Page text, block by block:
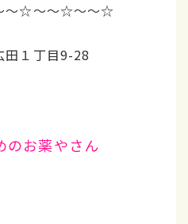
☆～～☆～～☆
丁目9-28
薬やさん